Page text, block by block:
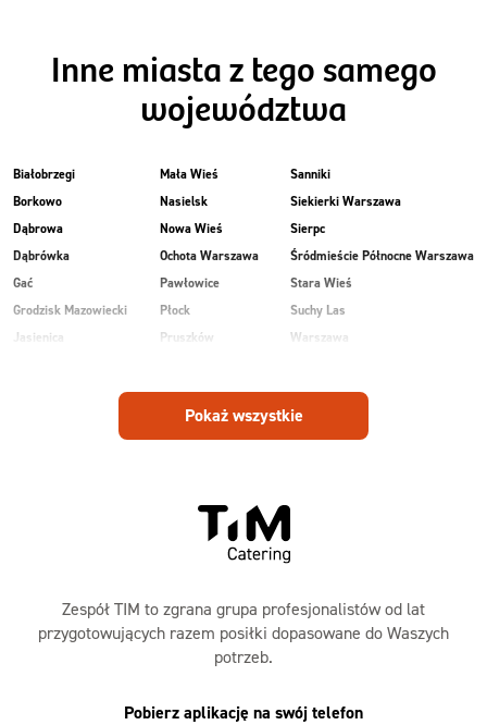
Inne miasta z tego samego
województwa
Białobrzegi
Borkowo
Dąbrowa
Dąbrówka
Gać
Grodzisk Mazowiecki
Jasienica
Mała Wieś
Nasielsk
Nowa Wieś
Ochota Warszawa
Pawłowice
Płock
Pruszków
Radom
Ruda
Sanniki
Siekierki Warszawa
Sierpc
Śródmieście Północne Warszawa
Stara Wieś
Suchy Las
Warszawa
Wesoła
Zalesie
Pokaż wszystkie
Zespół TIM to zgrana grupa profesjonalistów od lat
przygotowujących razem posiłki dopasowane do Waszych
potrzeb.
Pobierz aplikację na swój telefon